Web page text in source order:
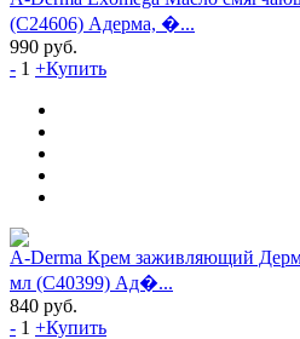
(C24606) Адерма, �...
990 руб.
- 1 +Купить
A-Derma Крем заживляющий
мл (C40399) Ад�...
840 руб.
- 1 +Купить